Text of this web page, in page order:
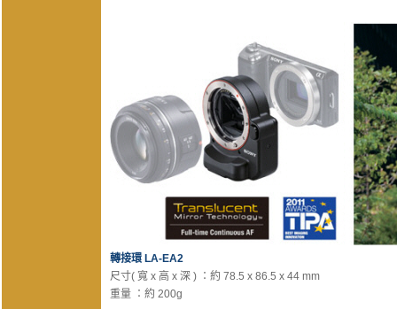
轉接環 LA-EA2
尺寸( 寬 x 高 x 深 ) ：約 78.5 x 86.5 x 44 mm
重量 ：約 200g